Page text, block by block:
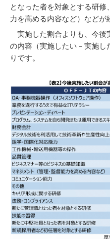
となった者を対象とする研
力を高める内容など）などが
実施した割合よりも、今後
の内容（実施したい－実施し
りです。